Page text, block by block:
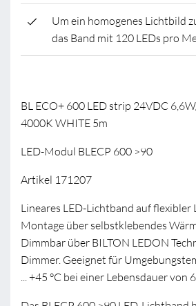
Um ein homogenes Lichtbild
das Band mit 120 LEDs pro
BL ECO+ 600 LED strip 24VDC
4000K WHITE 5m
LED-Modul BLECP 600 >90
Artikel 171207
Lineares LED-Lichtband auf
Montage über selbstklebendes
Dimmbar über BILTON LEDON
Dimmer. Geeignet für
... +45 °C bei einer Lebensdauer von